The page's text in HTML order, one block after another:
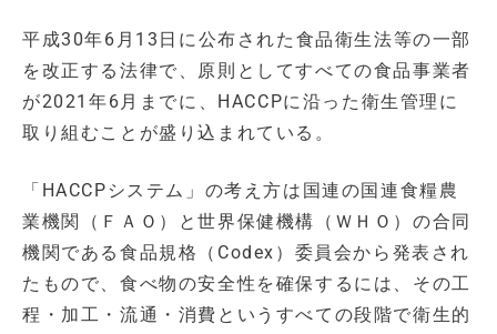
平成30年6月13日に公布された食品衛生法等の一部
を改正する法律で、原則としてすべての食品事業者
が2021年6月までに、HACCPに沿った衛生管理に
取り組むことが盛り込まれている。
「HACCPシステム」の考え方は国連の国連食糧農
業機関（ＦＡＯ）と世界保健機構（ＷＨＯ）の合同
機関である食品規格（Codex）委員会から発表され
たもので、食べ物の安全性を確保するには、その工
程・加工・流通・消費というすべての段階で衛生的